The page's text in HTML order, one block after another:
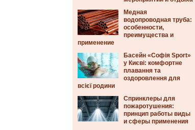
Медная
водопроводная труба:
особенности,
преимущества и
применение
Басейн «Софія Sport»
у Києві: комфортне
плавання та
оздоровлення для
всієї родини
Спринклеры для
пожаротушения:
принцип работы виды
и сферы применения